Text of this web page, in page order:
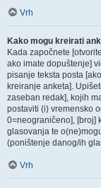
Vrh
Kako mogu kreirati
Kada započnete
ako imate dopuštenje]
pisanje teksta posta
kreiranje anketa].
zaseban redak], kojih
postaviti (i) vremensko
0=neograničeno], [broj]
glasovanja te
(poništenje danog/ih
Vrh